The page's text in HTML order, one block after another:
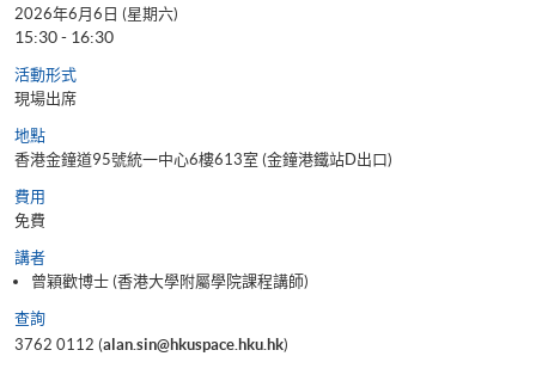
2026年6月6日 (星期六)
15:30 - 16:30
活動形式
現場出席
地點
香港金鐘道95號統一中心6樓613室 (金鐘港鐵站D出口)
費用
免費
講者
曾穎歡博士 (香港大學附屬學院課程講師)
查詢
3762 0112 (alan.sin@hkuspace.hku.hk)